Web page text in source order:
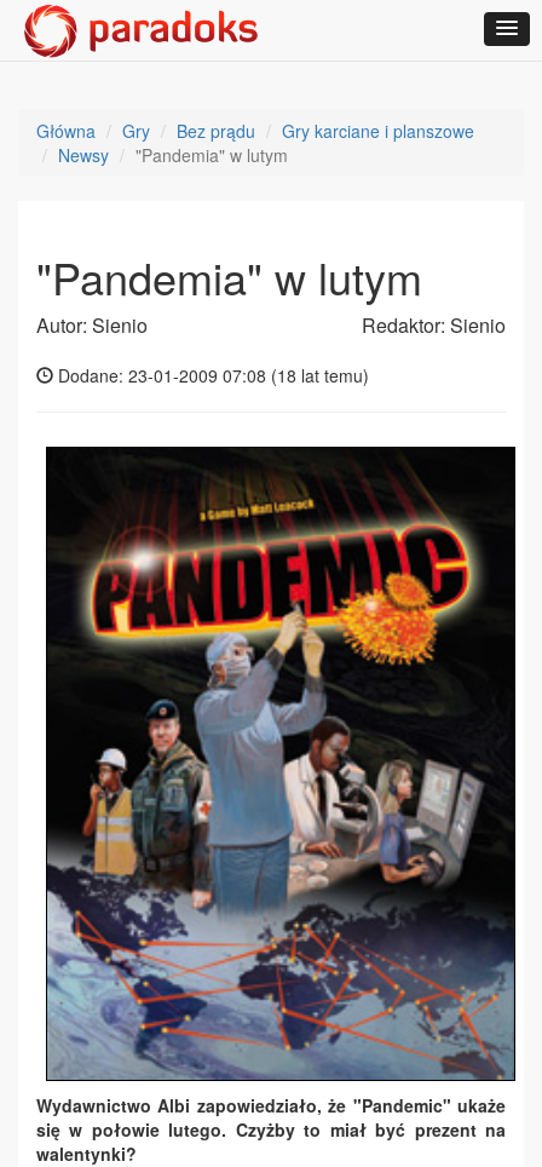
Główna Gry Bez prądu
Gry karciane i planszowe
Newsy
"Pandemia" w lutym
"Pandemia" w lutym
Autor: Sienio Redaktor: Sienio
Dodane: 23-01-2009 07:08 (18 lat temu)
Wydawnictwo Albi zapowiedziało, że "Pandemic" ukaże
się w połowie lutego. Czyżby to miał być prezent na
walentynki?